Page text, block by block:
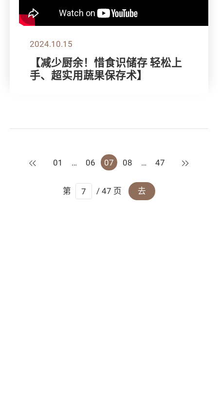
2024.10.15
【减少厨余！惜食识储存 轻松上
手、超实用蔬果保存术】
上一页
01 … 06 07 08 … 47 下一页
第 / 47 页 去